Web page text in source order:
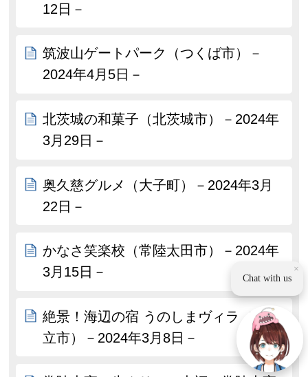
12日－
筑波山ゲートパーク（つくば市）－
2024年4月5日－
北茨城の和菓子（北茨城市）－2024年
3月29日－
奥久慈グルメ（大子町）－2024年3月
22日－
かなさ笑楽校（常陸太田市）－2024年
3月15日－
絶景！海辺の宿 うのしまヴィラ（日
立市）－2024年3月8日－
×
Chat with us